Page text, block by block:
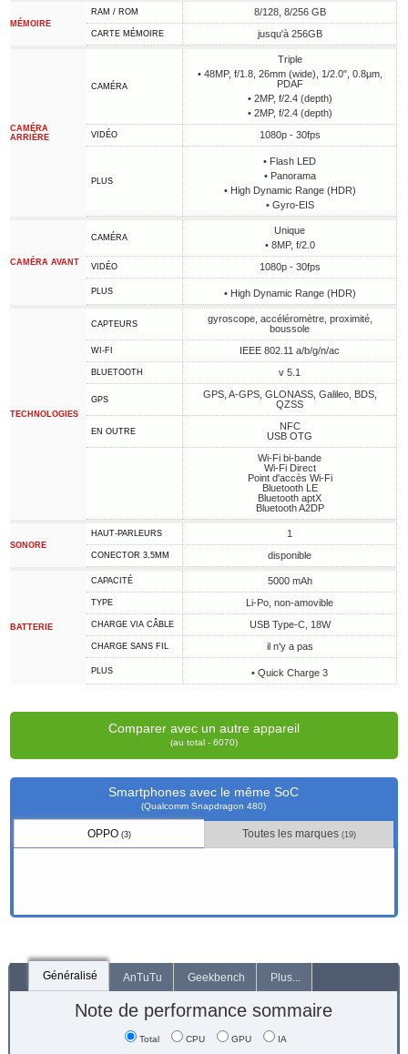
MÉMOIRE
RAM / ROM 8/128, 8/256 GB
CARTE MÉMOIRE jusqu'à 256GB
CAMÉRA
ARRIÈRE
CAMÉRA
Triple
• 48MP, f/1.8, 26mm (wide), 1/2.0", 0.8µm,
PDAF
• 2MP, f/2.4 (depth)
• 2MP, f/2.4 (depth)
VIDÉO 1080p - 30fps
PLUS
• Flash LED
• Panorama
• High Dynamic Range (HDR)
• Gyro-EIS
CAMÉRA AVANT
CAMÉRA
Unique
• 8MP, f/2.0
VIDÉO 1080p - 30fps
PLUS • High Dynamic Range (HDR)
TECHNOLOGIES
CAPTEURS
gyroscope, accéléromètre, proximité,
boussole
WI-FI IEEE 802.11 a/b/g/n/ac
BLUETOOTH v 5.1
GPS
GPS, A-GPS, GLONASS, Galileo, BDS,
QZSS
EN OUTRE
NFC
USB OTG
Wi-Fi bi-bande
Wi-Fi Direct
Point d'accès Wi-Fi
Bluetooth LE
Bluetooth aptX
Bluetooth A2DP
SONORE
HAUT-PARLEURS 1
CONECTOR 3,5MM disponible
BATTERIE
CAPACITÉ 5000 mAh
TYPE Li-Po, non-amovible
CHARGE VIA CÂBLE USB Type-C, 18W
CHARGE SANS FIL il n'y a pas
PLUS • Quick Charge 3
Comparer avec un autre appareil
(au total - 6070)
Smartphones avec le même SoC
(Qualcomm Snapdragon 480)
OPPO(3) Toutes les marques(19)
Généralisé AnTuTu Geekbench Plus...
Note de performance sommaire
Total CPU GPU IA